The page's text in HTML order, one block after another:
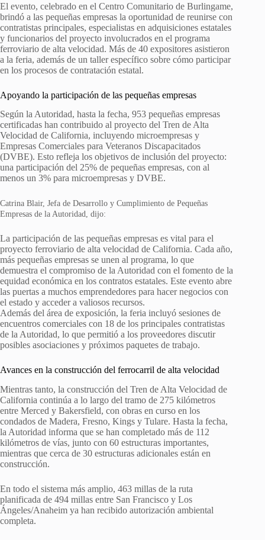
El evento, celebrado en el Centro Comunitario de Burlingame,
brindó a las pequeñas empresas la oportunidad de reunirse con
contratistas principales, especialistas en adquisiciones estatales
y funcionarios del proyecto involucrados en el programa
ferroviario de alta velocidad. Más de 40 expositores asistieron
a la feria, además de un taller específico sobre cómo participar
en los procesos de contratación estatal.
Apoyando la participación de las pequeñas empresas
Según la Autoridad, hasta la fecha, 953 pequeñas empresas
certificadas han contribuido al proyecto del Tren de Alta
Velocidad de California, incluyendo microempresas y
Empresas Comerciales para Veteranos Discapacitados
(DVBE). Esto refleja los objetivos de inclusión del proyecto:
una participación del 25% de pequeñas empresas, con al
menos un 3% para microempresas y DVBE.
Catrina Blair, Jefa de Desarrollo y Cumplimiento de Pequeñas
Empresas de la Autoridad, dijo:
La participación de las pequeñas empresas es vital para el
proyecto ferroviario de alta velocidad de California. Cada año,
más pequeñas empresas se unen al programa, lo que
demuestra el compromiso de la Autoridad con el fomento de la
equidad económica en los contratos estatales. Este evento abre
las puertas a muchos emprendedores para hacer negocios con
el estado y acceder a valiosos recursos.
Además del área de exposición, la feria incluyó sesiones de
encuentros comerciales con 18 de los principales contratistas
de la Autoridad, lo que permitió a los proveedores discutir
posibles asociaciones y próximos paquetes de trabajo.
Avances en la construcción del ferrocarril de alta velocidad
Mientras tanto, la construcción del Tren de Alta Velocidad de
California continúa a lo largo del tramo de 275 kilómetros
entre Merced y Bakersfield, con obras en curso en los
condados de Madera, Fresno, Kings y Tulare. Hasta la fecha,
la Autoridad informa que se han completado más de 112
kilómetros de vías, junto con 60 estructuras importantes,
mientras que cerca de 30 estructuras adicionales están en
construcción.
En todo el sistema más amplio, 463 millas de la ruta
planificada de 494 millas entre San Francisco y Los
Ángeles/Anaheim ya han recibido autorización ambiental
completa.